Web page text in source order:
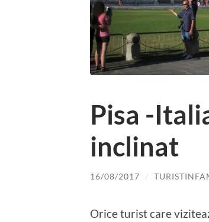
Pisa -
inclinat
16/08/2017 /
Orice turist care